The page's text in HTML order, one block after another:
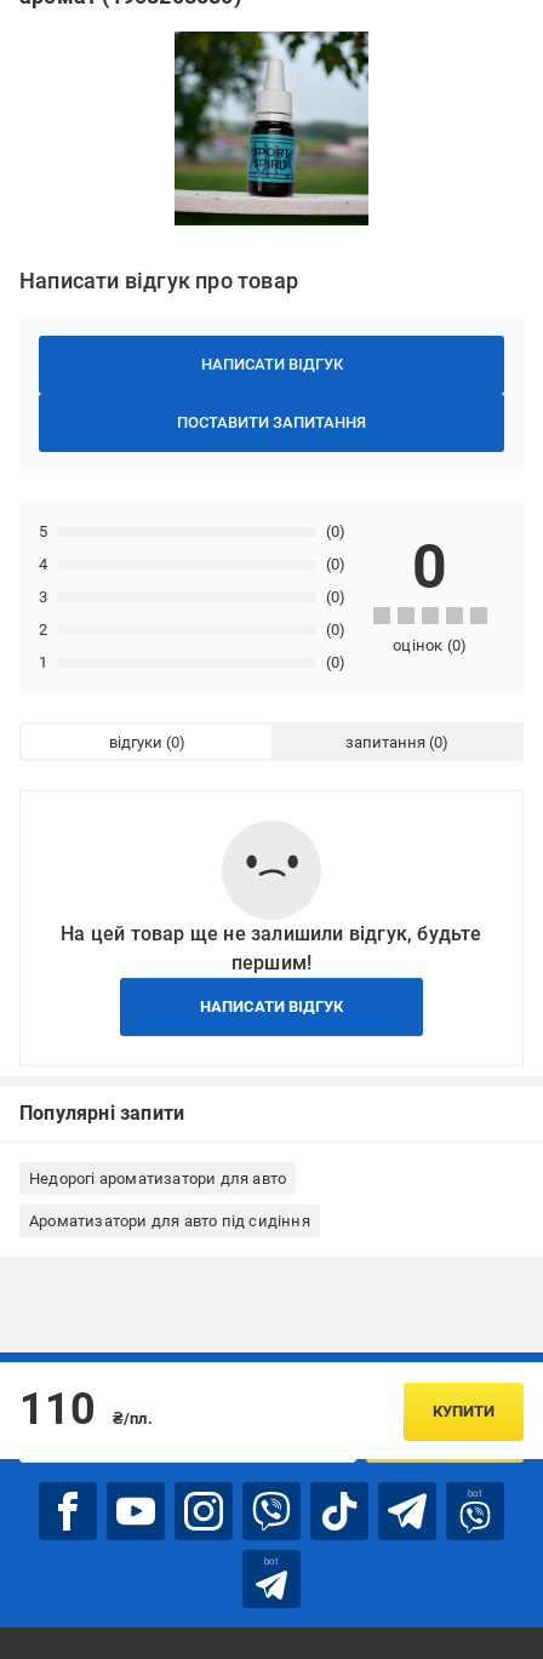
Написати відгук про товар
НАПИСАТИ ВІДГУК
ПОСТАВИТИ ЗАПИТАННЯ
1 (0)
2 (0)
3 (0)
4 (0)
5 (0)
0
оцінок (0)
відгуки запитання
На цей товар ще не залишили відгук, будьте
першим!
НАПИСАТИ ВІДГУК
Популярні запити
Недорогі ароматизатори для авто
Ароматизатори для авто під сидіння
110 ₴/пл. КУПИТИ
Підписуйтесь, щоб дізнаватись першим про акції та пропозиції
ПІДПИСАТИСЯ
bot
bot